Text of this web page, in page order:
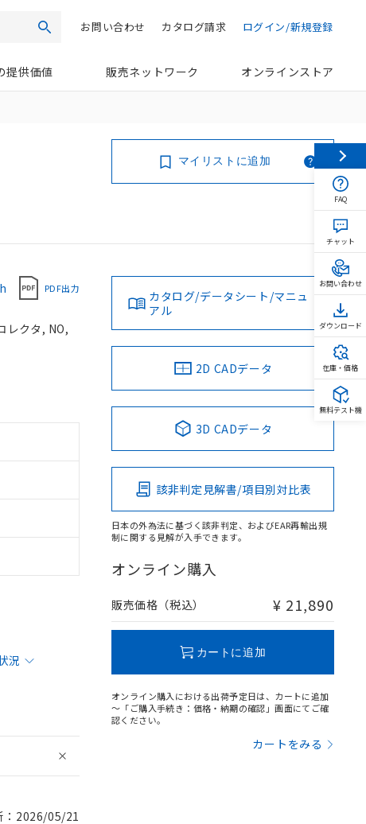
検索 ログイン/新規登録
カタログ請求
お問い合わせ
提供価値 販売ネットワーク オンラインストア
マイリストに追加
PDF出力
レクタ, NO,
況
：2026/05/21
カタログ/データシート/マニュ
アル
2D CADデータ
3D CADデータ
該非判定見解書/項目別対比表
日本の外為法に基づく該非判定、およびEAR再輸出規
制に関する見解が入手できます。
オンライン購入
販売価格（税込） ¥ 21,890
カートに追加
オンライン購入における出荷予定日は、カートに追加
～「ご購入手続き：価格・納期の確認」画面にてご確
認ください。
カートをみる
FAQ
チャット
お問い合わせ
ダウンロード
在庫・価格
無料テスト機